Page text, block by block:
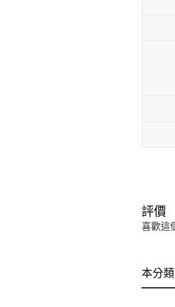
評價
喜歡這
本分